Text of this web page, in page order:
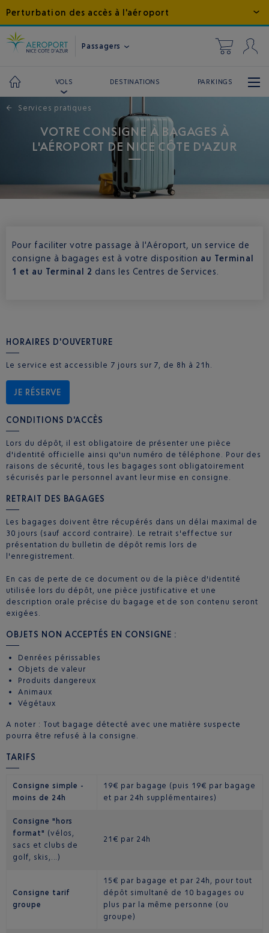
Perturbation des accès à l'aéroport
Passagers
VOLS DESTINATIONS PARKINGS
← Services pratiques
VOTRE CONSIGNE À BAGAGES À
L'AÉROPORT DE NICE CÔTE D'AZUR
Pour faciliter votre passage à l'Aéroport, un service de
consigne à bagages est à votre disposition au Terminal
1 et au Terminal 2 dans les Centres de Services.
HORAIRES D'OUVERTURE
Le service est accessible 7 jours sur 7, de 8h à 21h.
JE RÉSERVE
CONDITIONS D'ACCÈS
Lors du dépôt, il est obligatoire de présenter une pièce
d'identité officielle ainsi qu'un numéro de téléphone. Pour des
raisons de sécurité, tous les bagages sont obligatoirement
sécurisés par le personnel avant leur mise en consigne.
RETRAIT DES BAGAGES
Les bagages doivent être récupérés dans un délai maximal de
30 jours (sauf accord contraire). Le retrait s'effectue sur
présentation du bulletin de dépôt remis lors de
l'enregistrement.
En cas de perte de ce document ou de la pièce d'identité
utilisée lors du dépôt, une pièce justificative et une
description orale précise du bagage et de son contenu seront
exigées.
OBJETS NON ACCEPTÉS EN CONSIGNE :
Denrées périssables
Objets de valeur
Produits dangereux
Animaux
Végétaux
A noter : Tout bagage détecté avec une matière suspecte
pourra être refusé à la consigne.
TARIFS
Consigne simple -
moins de 24h
19€ par bagage (puis 19€ par bagage
et par 24h supplémentaires)
Consigne "hors
format" (vélos,
sacs et clubs de
golf, skis,...)
21€ par 24h
Consigne tarif
groupe
15€ par bagage et par 24h, pour tout
dépôt simultané de 10 bagages ou
plus par la même personne (ou
groupe)